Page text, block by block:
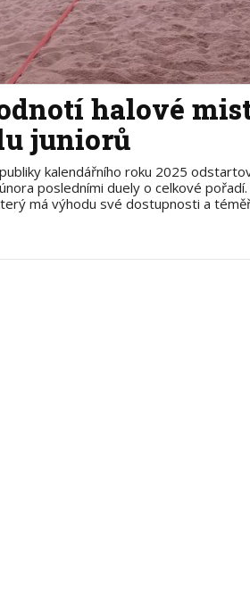
halové
juniorů
kalendářního roku 2025
posledními duely o celkové
má výhodu své dostupnosti a